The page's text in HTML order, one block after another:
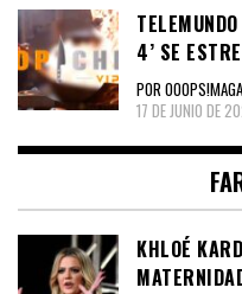
4’ SE
POR
17 DE JUNIO DE
KHLOÉ